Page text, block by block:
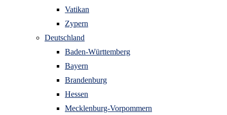
Vatikan
Zypern
Deutschland
Baden-Württemberg
Bayern
Brandenburg
Hessen
Mecklenburg-Vorpommern